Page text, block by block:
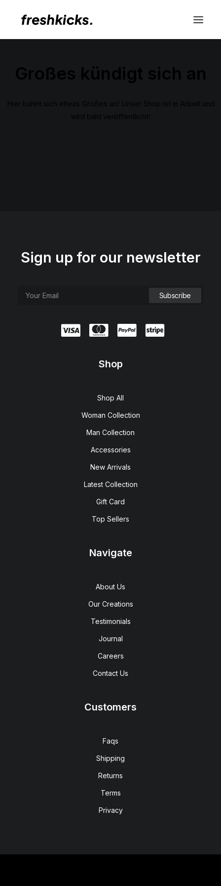
Großes kündigt sich an
Hier bahnt sich etwas Großes an! Unser Shop ist in Arbeit und
wird bald veröffentlicht!
Sign up for our newsletter
Shop
Shop All
Woman Collection
Man Collection
Accessories
New Arrivals
Latest Collection
Gift Card
Top Sellers
Navigate
About Us
Our Creations
Testimonials
Journal
Careers
Contact Us
Customers
Faqs
Shipping
Returns
Terms
Privacy